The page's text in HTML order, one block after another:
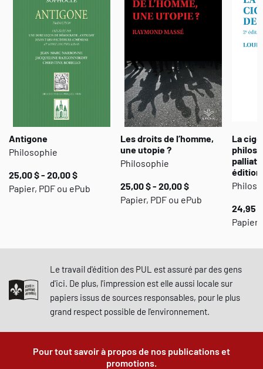
Antigone
Philosophie
25,00 $ - 20,00 $
Papier, PDF ou ePub
Les droits de l’homme,
une utopie ?
Philosophie
25,00 $ - 20,00 $
Papier, PDF ou ePub
La
24,95
Papier
Le travail d'édition des PUL est assuré par des gens
d'ici. De plus, l'impression est elle aussi locale sur
papiers issus de sources responsables, pour le plus
grand respect possible de l'environnement.
Pour tout savoir à propos de nos publications et
promotions.